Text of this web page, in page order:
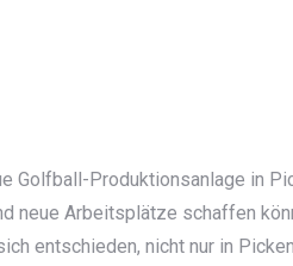
Golfball-Produktionsanlage in
neue Arbeitsplätze schaffen
entschieden, nicht nur in